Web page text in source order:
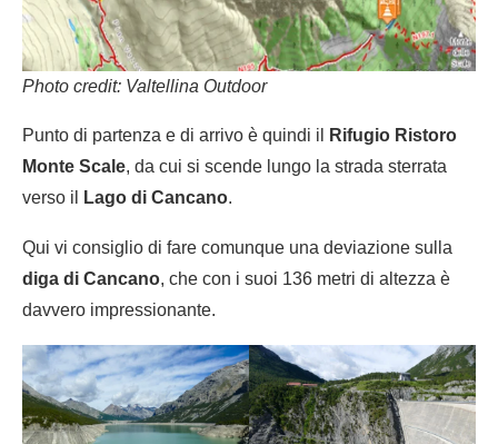
Photo credit: Valtellina Outdoor
Punto di partenza e di arrivo è quindi il
Rifugio Ristoro
Monte Scale, da cui si scende lungo la strada sterrata
verso il
Lago di Cancano.
Qui vi consiglio di fare comunque una deviazione sulla
diga di Cancano, che con i suoi 136 metri di altezza è
davvero impressionante.